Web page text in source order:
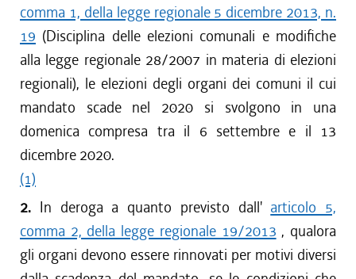
comma 1, della legge regionale 5 dicembre 2013, n.
19 (Disciplina delle elezioni comunali e modifiche
alla legge regionale 28/2007 in materia di elezioni
regionali), le elezioni degli organi dei comuni il cui
mandato scade nel 2020 si svolgono in una
domenica compresa tra il 6 settembre e il 13
dicembre 2020.
(1)
2. In deroga a quanto previsto dall' articolo 5,
comma 2, della legge regionale 19/2013 , qualora
gli organi devono essere rinnovati per motivi diversi